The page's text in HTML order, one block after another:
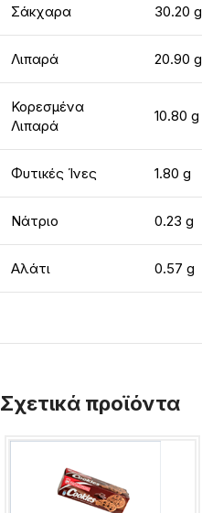
Σάκχαρα 30.20 g
Λιπαρά 20.90 g
Κορεσμένα
Λιπαρά
10.80 g
Φυτικές Ίνες 1.80 g
Νάτριο 0.23 g
Αλάτι 0.57 g
Σχετικά προϊόντα